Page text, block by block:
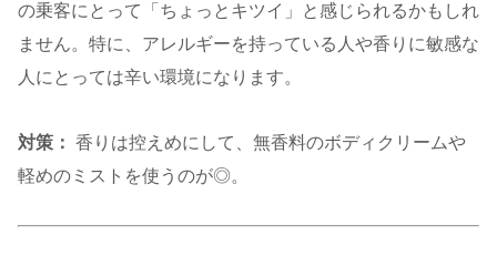
の乗客にとって「ちょっとキツイ」と感じられるかもしれ
ません。特に、アレルギーを持っている人や香りに敏感な
人にとっては辛い環境になります。
対策： 香りは控えめにして、無香料のボディクリームや
軽めのミストを使うのが◎。